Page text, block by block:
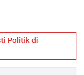
Politik di